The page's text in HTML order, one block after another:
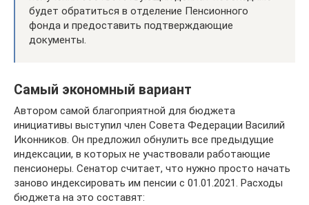
будет обратиться в отделение Пенсионного
фонда и предоставить подтверждающие
документы.
Самый экономный вариант
Автором самой благоприятной для бюджета
инициативы выступил член Совета Федерации Василий
Иконников. Он предложил обнулить все предыдущие
индексации, в которых не участвовали работающие
пенсионеры. Сенатор считает, что нужно просто начать
заново индексировать им пенсии с 01.01.2021. Расходы
бюджета на это составят: